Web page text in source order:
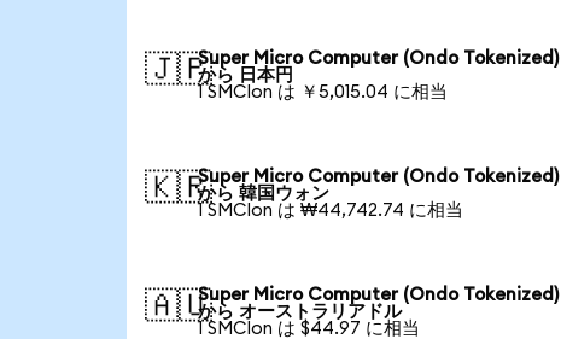
🇯🇵Super Micro Computer (Ondo Tokenized)
から 日本円
1 SMCIon は ￥5,015.04 に相当
🇰🇷Super Micro Computer (Ondo Tokenized)
から 韓国ウォン
1 SMCIon は ₩44,742.74 に相当
🇦🇺Super Micro Computer (Ondo Tokenized)
から オーストラリアドル
1 SMCIon は $44.97 に相当